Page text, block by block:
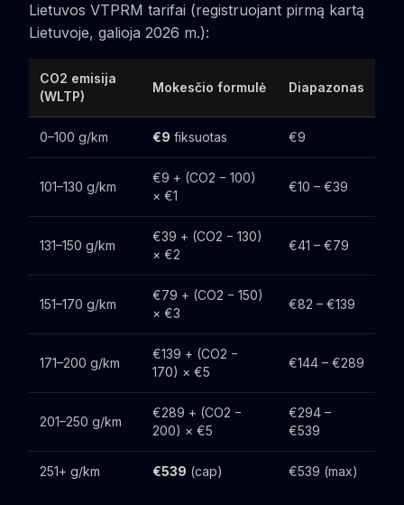
Lietuvos VTPRM tarifai (registruojant pirmą kartą
Lietuvoje, galioja 2026 m.):
CO2 emisija
(WLTP)
Mokesčio formulė Diapazonas
0–100 g/km €9 fiksuotas €9
101–130 g/km
€9 + (CO2 − 100)
× €1
€10 – €39
131–150 g/km
€39 + (CO2 − 130)
× €2
€41 – €79
151–170 g/km
€79 + (CO2 − 150)
× €3
€82 – €139
171–200 g/km
€139 + (CO2 −
170) × €5
€144 – €289
201–250 g/km
€289 + (CO2 −
200) × €5
€294 –
€539
251+ g/km €539 (cap) €539 (max)